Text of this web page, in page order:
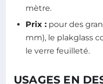
mètre.
Prix : pour des
mm), le plakglass
le verre feuilleté.
USAGES EN